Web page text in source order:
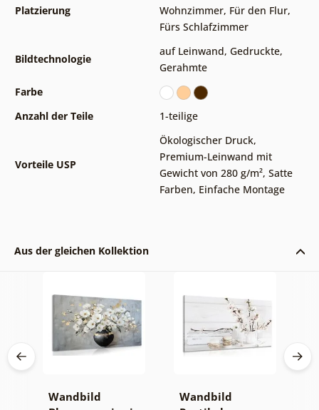
Platzierung
Wohnzimmer, Für den Flur,
Fürs Schlafzimmer
Bildtechnologie
auf Leinwand, Gedruckte,
Gerahmte
Farbe
Anzahl der Teile
1-teilige
Vorteile USP
Ökologischer Druck,
Premium-Leinwand mit
Gewicht von 280 g/m², Satte
Farben, Einfache Montage
Aus der gleichen Kollektion
Wandbild
Wandbild